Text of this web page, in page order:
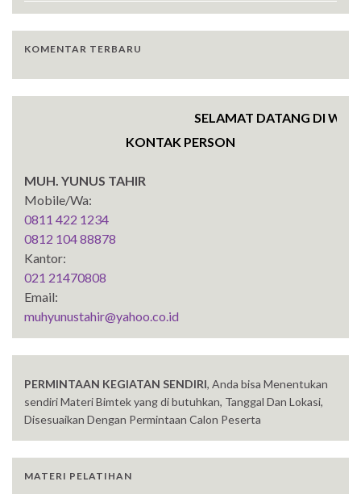
KOMENTAR TERBARU
SELAMAT DATANG DI
KONTAK PERSON
MUH. YUNUS TAHIR
Mobile/Wa:
0811 422 1234
0812 104 88878
Kantor:
021 21470808
Email:
muhyunustahir@yahoo.co.id
PERMINTAAN KEGIATAN SENDIRI, Anda bisa Menentukan
sendiri Materi Bimtek yang di butuhkan, Tanggal Dan Lokasi,
Disesuaikan Dengan Permintaan Calon Peserta
MATERI PELATIHAN